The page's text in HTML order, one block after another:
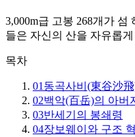
3,000m급 고봉 268개가
들은 자신의 산을 자유롭
목차
01 동곡사비(東谷沙
02백악(百岳)의 아버
03반세기의 봉쇄령
04장보웨이와 구조